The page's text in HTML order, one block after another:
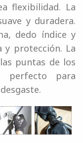
flexibilidad. La
y duradera.
dedo índice y
y protección. La
puntas de los
perfecto para